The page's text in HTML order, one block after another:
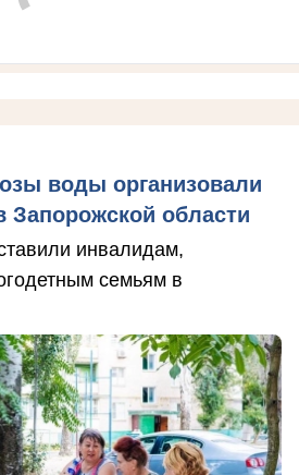
воды организовали
Запорожской области
инвалидам,
семьям в